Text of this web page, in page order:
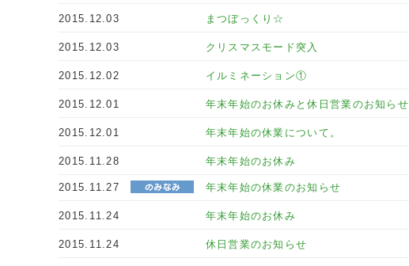
2015.12.03 まつぼっくり☆
2015.12.03 クリスマスモード突入
2015.12.02 イルミネーション①
2015.12.01 年末年始のお休みと休日営業のお知らせ
2015.12.01 年末年始の休業について。
2015.11.28 年末年始のお休み
2015.11.27 年末年始の休業のお知らせ
2015.11.24 年末年始のお休み
2015.11.24 休日営業のお知らせ